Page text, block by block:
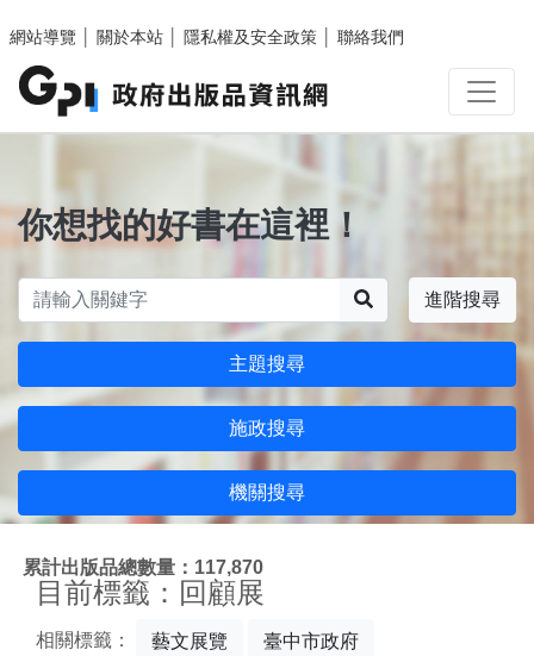
網站導覽
關於本站 隱私權及安全政策 聯絡我們
你想找的好書在這裡！
進階搜尋
主題搜尋
施政搜尋
機關搜尋
累計出版品總數量：117,870
目前標籤：回顧展
相關標籤： 藝文展覽 臺中市政府